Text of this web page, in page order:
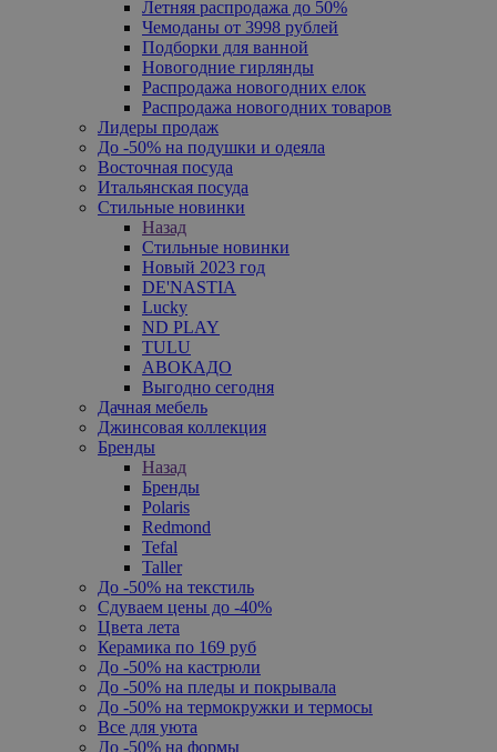
Летняя распродажа до 50%
Чемоданы от 3998 рублей
Подборки для ванной
Новогодние гирлянды
Распродажа новогодних елок
Распродажа новогодних товаров
Лидеры продаж
До -50% на подушки и одеяла
Восточная посуда
Итальянская посуда
Стильные новинки
Назад
Стильные новинки
Новый 2023 год
DE'NASTIA
Lucky
ND PLAY
TULU
АВОКАДО
Выгодно сегодня
Дачная мебель
Джинсовая коллекция
Бренды
Назад
Бренды
Polaris
Redmond
Tefal
Taller
До -50% на текстиль
Сдуваем цены до -40%
Цвета лета
Керамика по 169 руб
До -50% на кастрюли
До -50% на пледы и покрывала
До -50% на термокружки и термосы
Все для уюта
До -50% на формы